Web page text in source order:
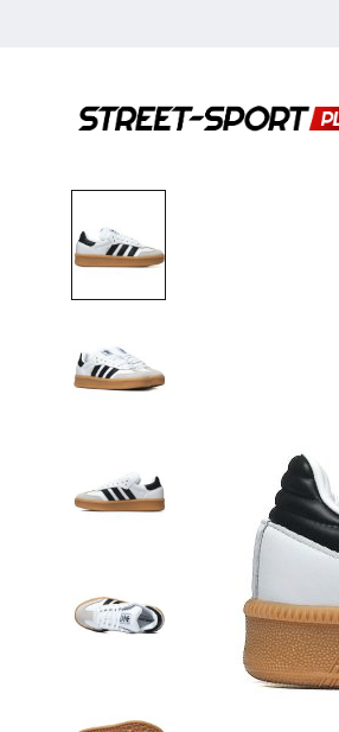
sport.pl